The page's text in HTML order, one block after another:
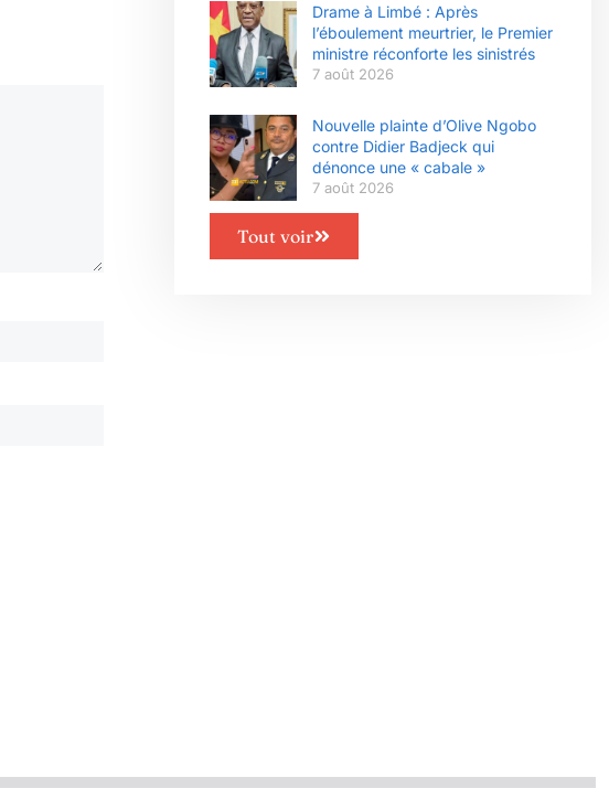
Drame à Limbé : Après
l’éboulement meurtrier, le Premier
ministre réconforte les sinistrés
7 août 2026
Nouvelle plainte d’Olive Ngobo
contre Didier Badjeck qui
dénonce une « cabale »
7 août 2026
Tout voir